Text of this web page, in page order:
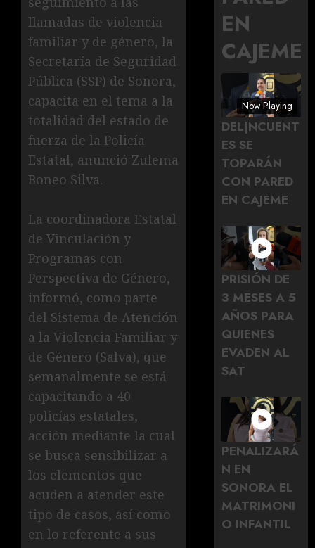
llamadas de violencia
familiar y de género, la
Secretaría de Seguridad
Pública (SSP) de Sonora,
capacita en el tema a la
totalidad del estado de
fuerza de la Policía
Estatal, anunció Zulema
Boneo Silva.
La coordinadora Estatal
de Vinculación y
Programas con
Perspectiva de Género,
informó, como parte
del Sistema de Atención
a la Violencia Familiar y
de Género (Salva), que
semanalmente se está
capacitando a 40
policías estatales,
acción mediante la cual
se busca sensibilizar a
los elementos que
acuden a atender este
tipo de casos, así como
en lo referente a sus
EN
CAJEME
Now Playing
DEL|NCUENT
ES SE
TOPARÁN
CON PARED
EN CAJEME
PRISIÓN DE
3 MESES A 5
AÑOS PARA
QUIENES
EVADEN AL
SAT
PENALIZARÁ
N EN
SONORA EL
MATRIMONI
O INFANTIL